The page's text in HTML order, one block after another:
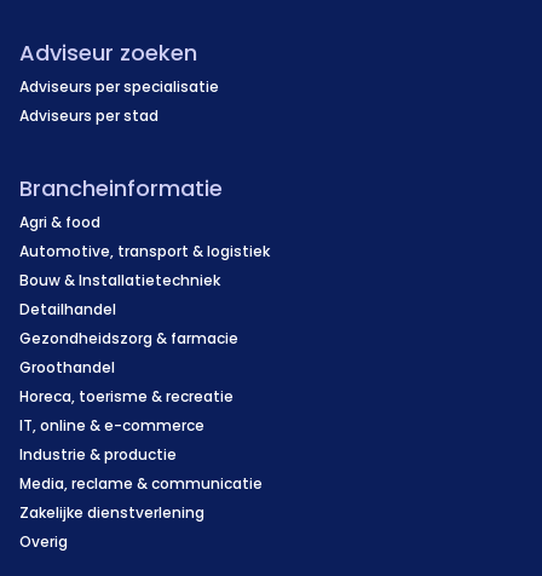
Adviseur zoeken
Adviseurs per specialisatie
Adviseurs per stad
Brancheinformatie
Agri & food
Automotive, transport & logistiek
Bouw & Installatietechniek
Detailhandel
Gezondheidszorg & farmacie
Groothandel
Horeca, toerisme & recreatie
IT, online & e-commerce
Industrie & productie
Media, reclame & communicatie
Zakelijke dienstverlening
Overig